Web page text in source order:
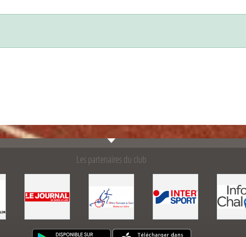
Les partenaires du club